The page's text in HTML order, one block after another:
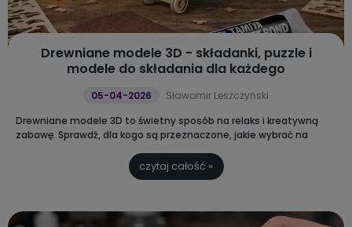
Drewniane modele 3D - składanki, puzzle i
modele do składania dla każdego
05-04-2026
Sławomir Leszczyński
Drewniane modele 3D to świetny sposób na relaks i kreatywną
zabawę. Sprawdź, dla kogo są przeznaczone, jakie wybrać na
czytaj całość »